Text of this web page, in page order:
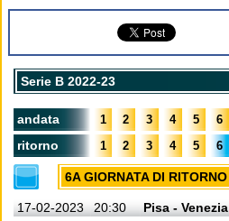
Serie B 2022-23
andata 1 2 3 4 5 6
ritorno 1 2 3 4 5 6
6A GIORNATA DI RITORNO
17-02-2023 20:30
Pisa - Venezia